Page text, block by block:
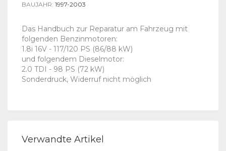
BAUJAHR: 1997-2003
Das Handbuch zur Reparatur am Fahrzeug mit
folgenden Benzinmotoren:
1.8i 16V - 117/120 PS (86/88 kW)
und folgendem Dieselmotor:
2.0 TDI - 98 PS (72 kW)
Sonderdruck, Widerruf nicht möglich
Verwandte Artikel